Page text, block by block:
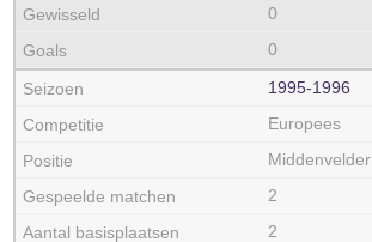
0
0
1995‑1996
Europees
Middenvelder
2
2